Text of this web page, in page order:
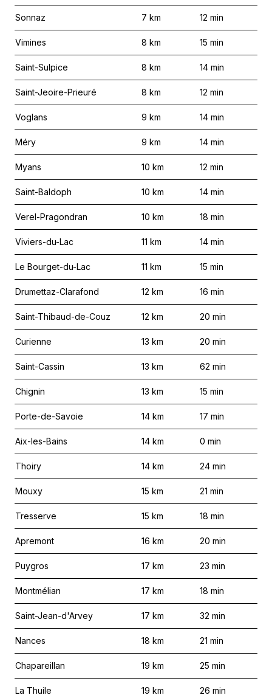
Sonnaz 7 km 12 min
Vimines 8 km 15 min
Saint-Sulpice 8 km 14 min
Saint-Jeoire-Prieuré 8 km 12 min
Voglans 9 km 14 min
Méry 9 km 14 min
Myans 10 km 12 min
Saint-Baldoph 10 km 14 min
Verel-Pragondran 10 km 18 min
Viviers-du-Lac 11 km 14 min
Le Bourget-du-Lac 11 km 15 min
Drumettaz-Clarafond 12 km 16 min
Saint-Thibaud-de-Couz 12 km 20 min
Curienne 13 km 20 min
Saint-Cassin 13 km 62 min
Chignin 13 km 15 min
Porte-de-Savoie 14 km 17 min
Aix-les-Bains 14 km 0 min
Thoiry 14 km 24 min
Mouxy 15 km 21 min
Tresserve 15 km 18 min
Apremont 16 km 20 min
Puygros 17 km 23 min
Montmélian 17 km 18 min
Saint-Jean-d'Arvey 17 km 32 min
Nances 18 km 21 min
Chapareillan 19 km 25 min
La Thuile 19 km 26 min